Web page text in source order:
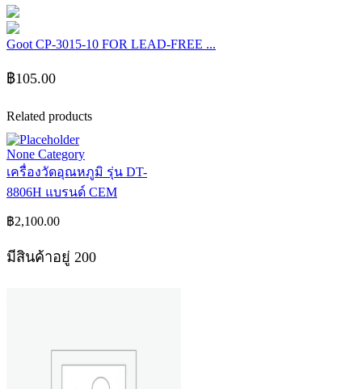
Goot CP-3015-10 FOR LEAD-FREE ...
฿105.00
Related products
None Category
เครื่องวัดอุณหภูมิ รุ่น DT-
8806H แบรนด์ CEM
฿2,100.00
มีสินค้าอยู่ 200